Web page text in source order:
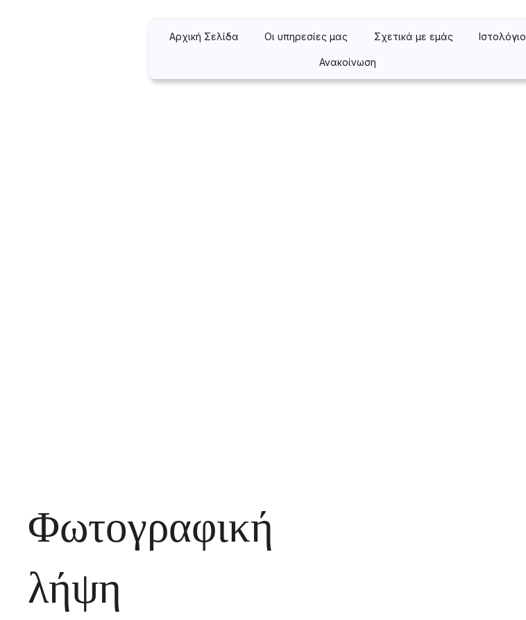
Αρχική Σελίδα Οι υπηρεσίες μας Σχετικά με εμάς Ιστολόγιο
Ανακοίνωση
Φωτογραφική
λήψη